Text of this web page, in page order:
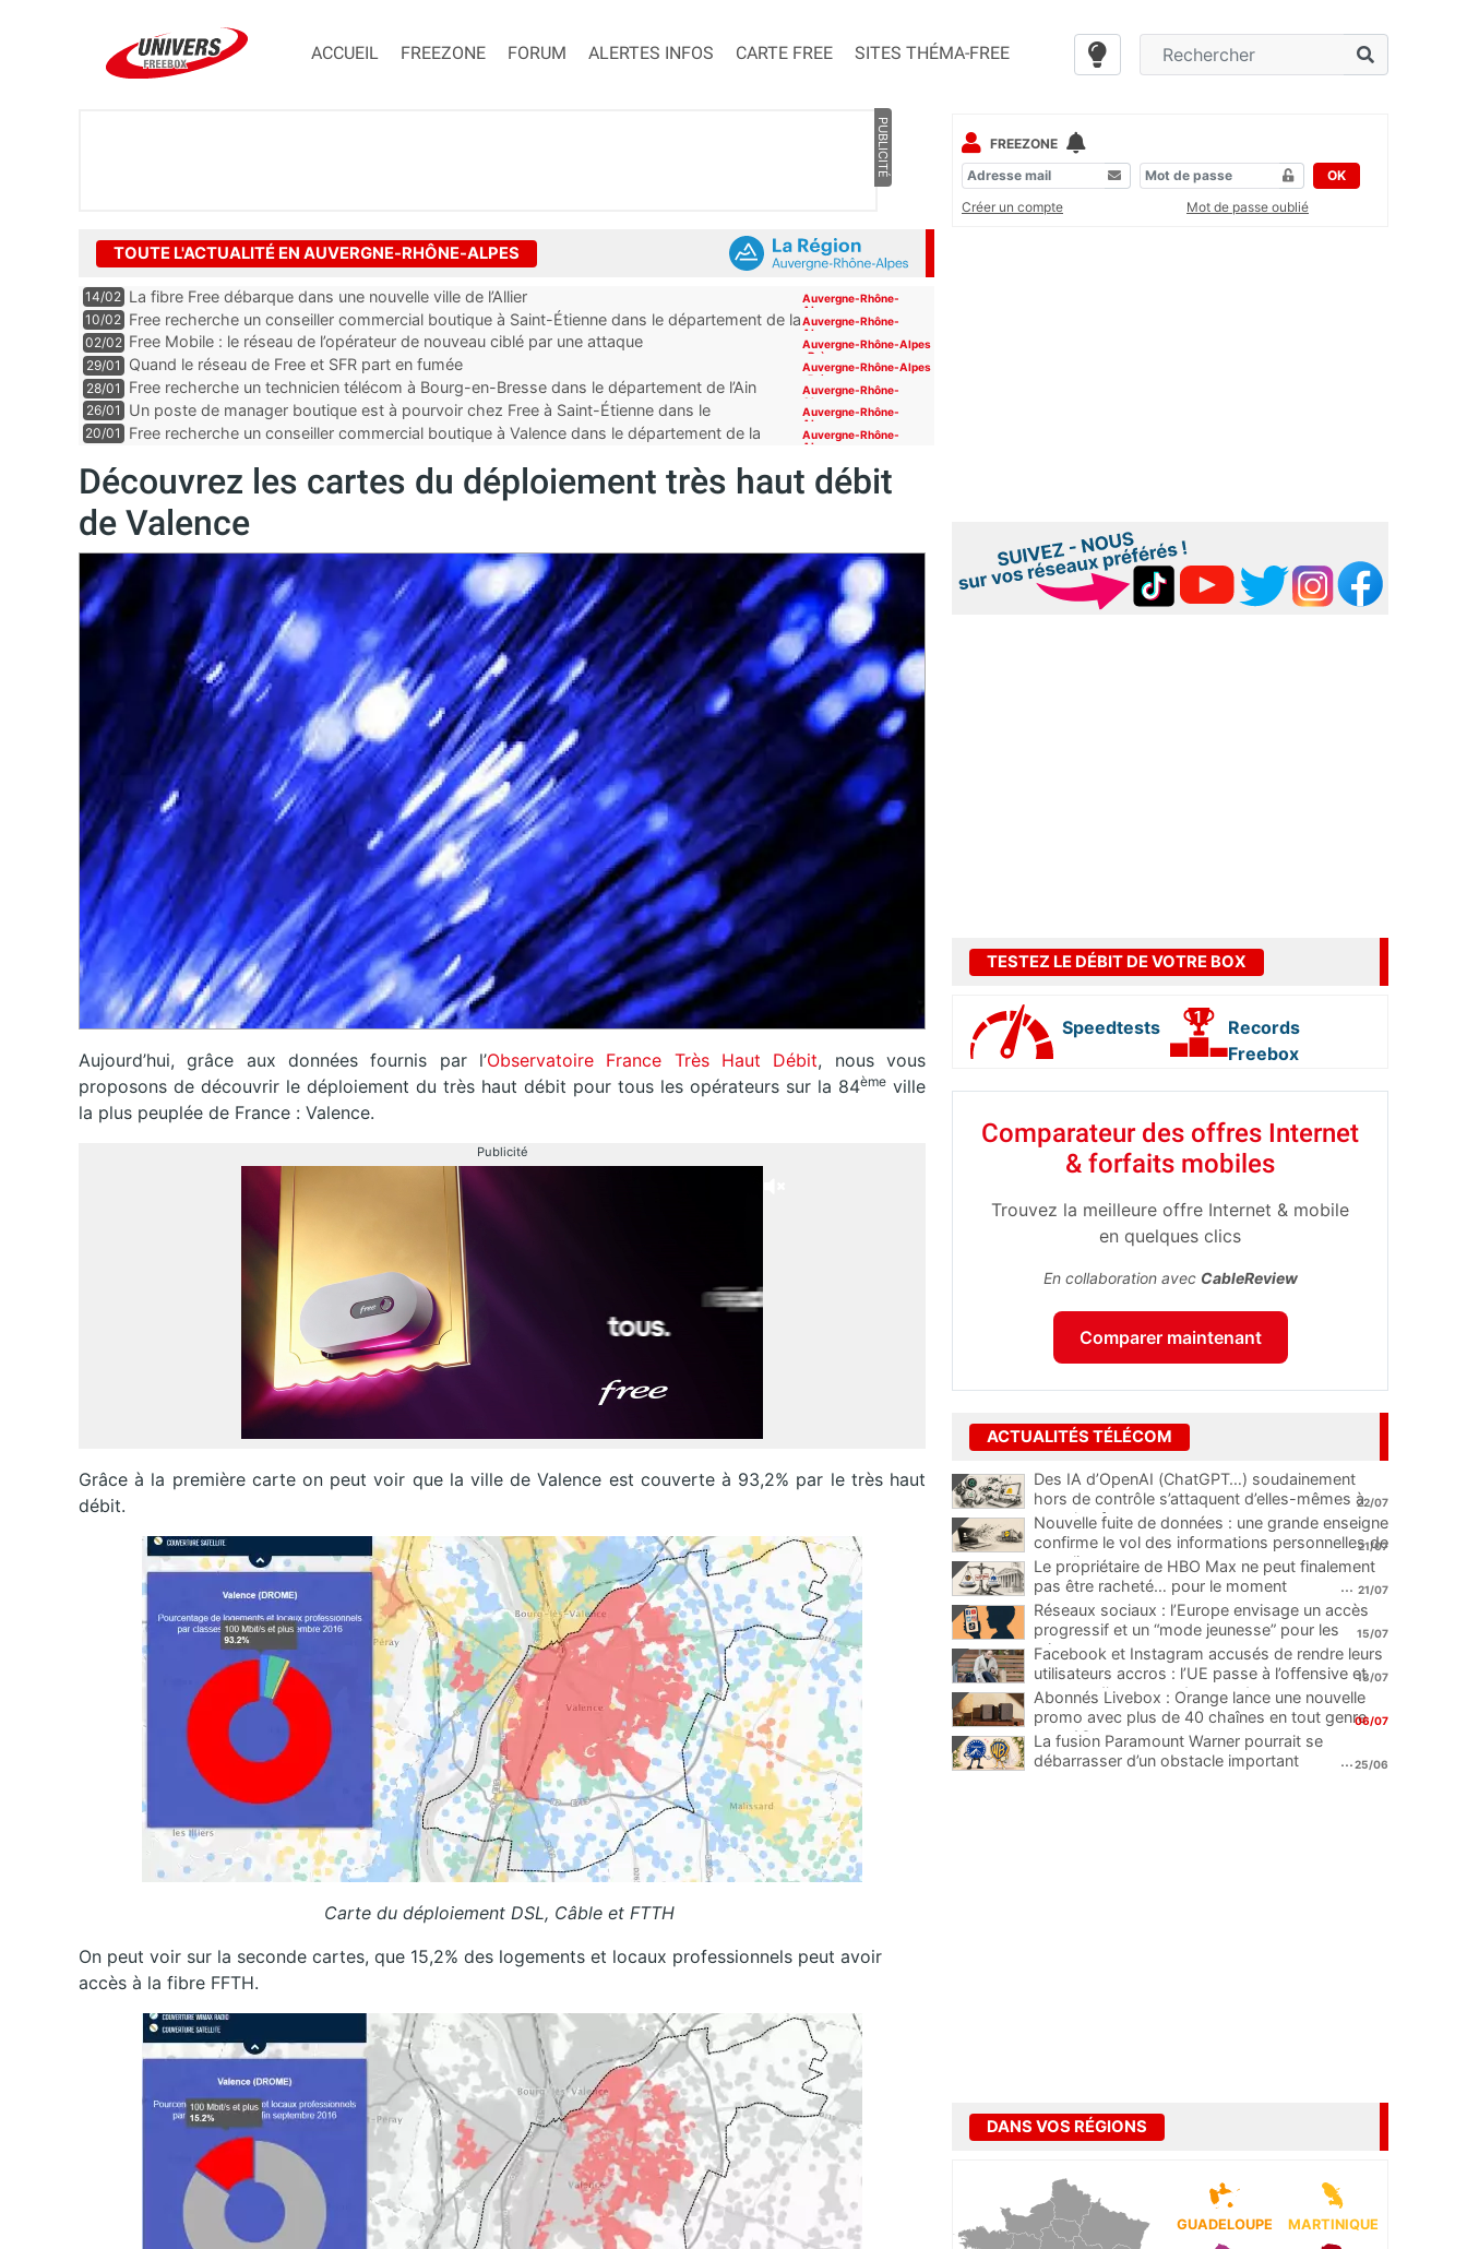
ACCUEIL FREEZONE FORUM ALERTES INFOS CARTE FREE SITES THÉMA-FREE
PUBLICITÉ
TOUTE L'ACTUALITÉ EN AUVERGNE-RHÔNE-ALPES
14/02 La fibre Free débarque dans une nouvelle ville de l’Allier
Auvergne-Rhône-
Alpes
10/02 Free recherche un conseiller commercial boutique à Saint-Étienne dans le département de la
Loire
Auvergne-Rhône-
Alpes
02/02 Free Mobile : le réseau de l’opérateur de nouveau ciblé par une attaque
Auvergne-Rhône-Alpes
,Brèves
29/01 Quand le réseau de Free et SFR part en fumée
Auvergne-Rhône-Alpes
,Brèves
28/01 Free recherche un technicien télécom à Bourg-en-Bresse dans le département de l’Ain
Auvergne-Rhône-
Alpes
26/01
Un poste de manager boutique est à pourvoir chez Free à Saint-Étienne dans le
département de la Loire
Auvergne-Rhône-
Alpes
20/01
Free recherche un conseiller commercial boutique à Valence dans le département de la
Auvergne-Rhône-
Alpes
Découvrez les cartes du déploiement très haut débit
de Valence
Aujourd’hui, grâce aux données fournis par l’Observatoire France Très Haut Débit, nous vous
proposons de découvrir le déploiement du très haut débit pour tous les opérateurs sur la 84ème ville
la plus peuplée de France : Valence.
Publicité
Grâce à la première carte on peut voir que la ville de Valence est couverte à 93,2% par le très haut
débit.
Carte du déploiement DSL, Câble et FTTH
On peut voir sur la seconde cartes, que 15,2% des logements et locaux professionnels peut avoir
accès à la fibre FFTH.
FREEZONE
OK
Créer un compte
Mot de passe oublié
TESTEZ LE DÉBIT DE VOTRE BOX
Speedtests
Records
Freebox
Comparateur des offres Internet
& forfaits mobiles
Trouvez la meilleure offre Internet & mobile
en quelques clics
En collaboration avec CableReview
Comparer maintenant
ACTUALITÉS TÉLÉCOM
Des IA d’OpenAI (ChatGPT…) soudainement
hors de contrôle s’attaquent d’elles-mêmes à
une plateforme
...
22/07
Nouvelle fuite de données : une grande enseigne
confirme le vol des informations personnelles de
ses clients
...
21/07
Le propriétaire de HBO Max ne peut finalement
pas être racheté… pour le moment
... 21/07
Réseaux sociaux : l’Europe envisage un accès
progressif et un “mode jeunesse” pour les
mineurs
...
15/07
Facebook et Instagram accusés de rendre leurs
utilisateurs accros : l’UE passe à l’offensive et
menace d’une amende record
...
13/07
Abonnés Livebox : Orange lance une nouvelle
promo avec plus de 40 chaînes en tout genre
pour 1€
06/07
La fusion Paramount Warner pourrait se
débarrasser d’un obstacle important
...25/06
DANS VOS RÉGIONS
GUADELOUPE MARTINIQUE